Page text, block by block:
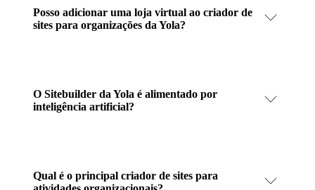
Posso adicionar uma loja virtual ao criador de
sites para organizações da Yola?
O Sitebuilder da Yola é alimentado por
inteligência artificial?
Qual é o principal criador de sites para